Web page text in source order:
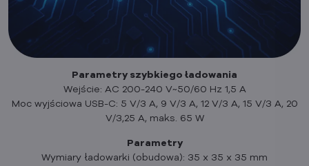
Parametry szybkiego ładowania
Wejście: AC 200-240 V~50/60 Hz 1,5 A
Moc wyjściowa USB-C: 5 V/3 A, 9 V/3 A, 12 V/3 A, 15 V/3 A, 20
V/3,25 A, maks. 65 W
Parametry
Wymiary ładowarki (obudowa): 35 x 35 x 35 mm